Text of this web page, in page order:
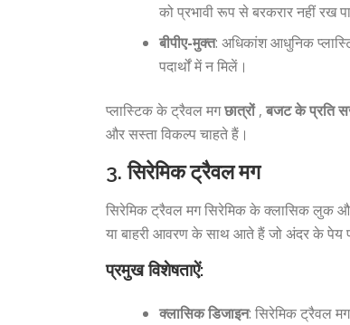
को प्रभावी रूप से बरकरार नहीं रख
बीपीए-मुक्त: अधिकांश आधुनिक
पदार्थों में न मिलें।
प्लास्टिक के ट्रैवल मगछात्रों, बजट के प्रति
और सस्ता विकल्प चाहते हैं।
3.सिरेमिक ट्रैवल मग
सिरेमिक ट्रैवल मग सिरेमिक के क्लासिक लुक
या बाहरी आवरण के साथ आते हैं जो अंदर के पेय
प्रमुख विशेषताऐं:
क्लासिक डिजाइन: सिरेमिक ट्रैवल